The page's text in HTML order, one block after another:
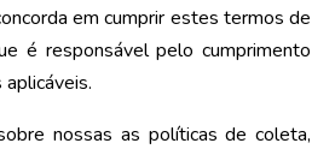
em cumprir estes termos de
é responsável pelo cumprimento
nossas as políticas de coleta,